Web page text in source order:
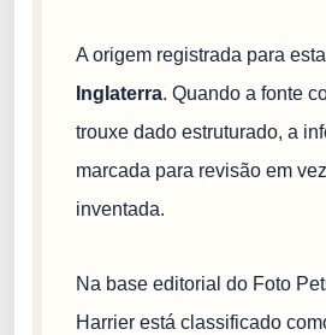
A origem registrada para
Inglaterra. Quando a fonte
trouxe dado estruturado, a
marcada para revisão em
inventada.
Na base editorial do Foto
Harrier está classificado